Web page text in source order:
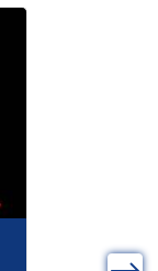
Divers